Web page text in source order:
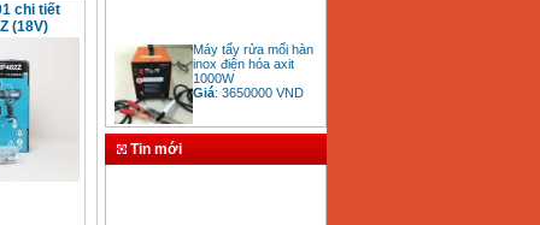
chi tiết
(18V)
inox điện hóa axit
1000W
Giá:3650000
Tin mới